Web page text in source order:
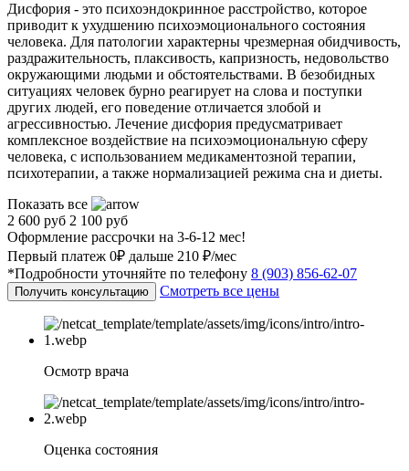
Дисфория - это психоэндокринное расстройство, которое
приводит к ухудшению психоэмоционального состояния
человека. Для патологии характерны чрезмерная обидчивость,
раздражительность, плаксивость, капризность, недовольство
окружающими людьми и обстоятельствами. В безобидных
ситуациях человек бурно реагирует на слова и поступки
других людей, его поведение отличается злобой и
агрессивностью. Лечение дисфория предусматривает
комплексное воздействие на психоэмоциональную сферу
человека, с использованием медикаментозной терапии,
психотерапии, а также нормализацией режима сна и диеты.
Показать все
2 600 руб 2 100 руб
Оформление рассрочки на 3-6-12 мес!
Первый платеж 0₽ дальше 210 ₽/мес
*Подробности уточняйте по телефону 8 (903) 856-62-07
Получить консультацию Смотреть все цены
Осмотр врача
Оценка состояния